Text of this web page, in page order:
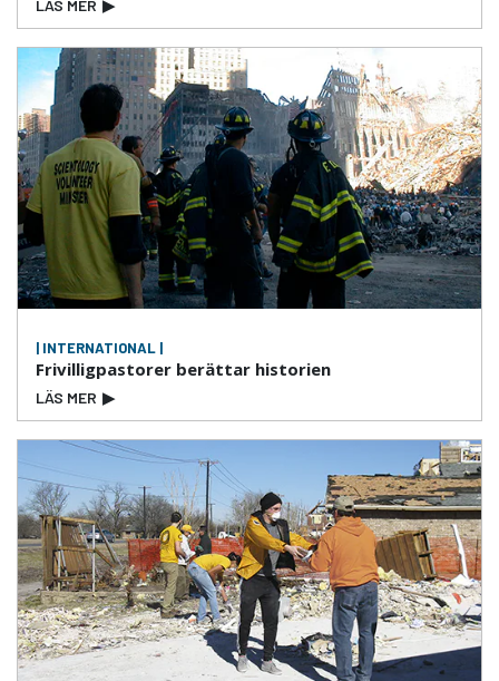
LÄS MER ▶
| INTERNATIONAL |
Frivilligpastorer berättar historien
LÄS MER ▶